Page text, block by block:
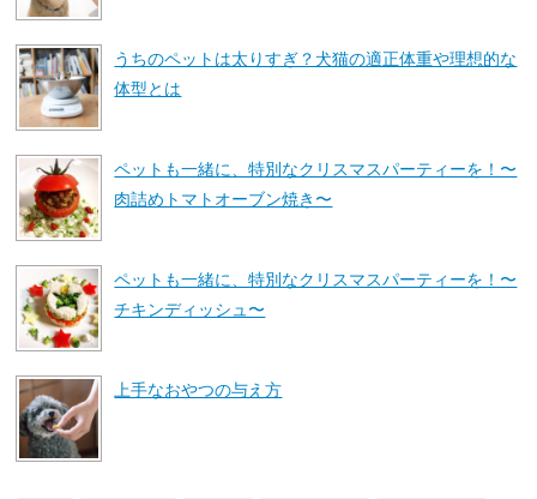
うちのペットは太りすぎ？犬猫の適正体重や理想的な
体型とは
ペットも一緒に、特別なクリスマスパーティーを！〜
肉詰めトマトオーブン焼き〜
ペットも一緒に、特別なクリスマスパーティーを！〜
チキンディッシュ〜
上手なおやつの与え方